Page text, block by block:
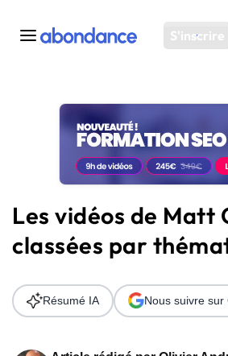
S'inscrire
Toutes les actus
Actus SEO
Plateforme
Solutions
Ressources
Audit SEO
Les vidéos de Matt
classées par
Résumé IA Nous suivre sur